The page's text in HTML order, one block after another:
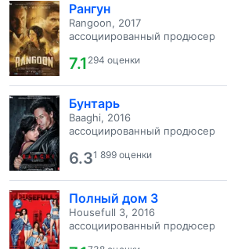
Рангун
Rangoon, 2017
ассоциированный продюсер
7.1 294 оценки
Бунтарь
Baaghi, 2016
ассоциированный продюсер
6.31 899 оценки
Полный дом 3
Housefull 3, 2016
ассоциированный продюсер